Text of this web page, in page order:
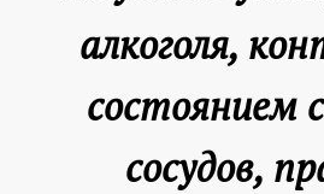
алкоголя,
состоянием
сосудов,